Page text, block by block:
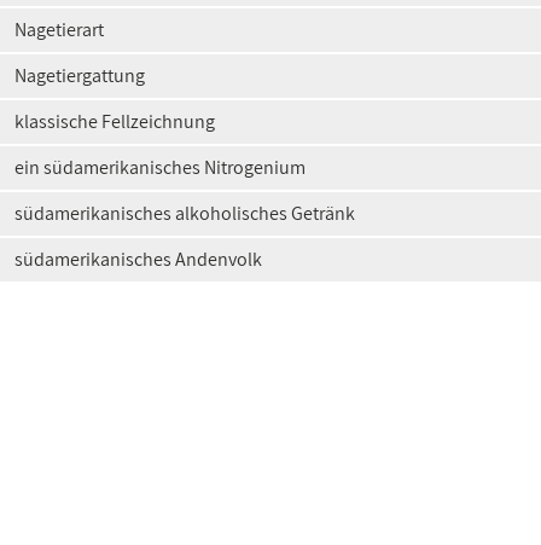
Nagetierart
Nagetiergattung
klassische Fellzeichnung
ein südamerikanisches Nitrogenium
südamerikanisches alkoholisches Getränk
südamerikanisches Andenvolk